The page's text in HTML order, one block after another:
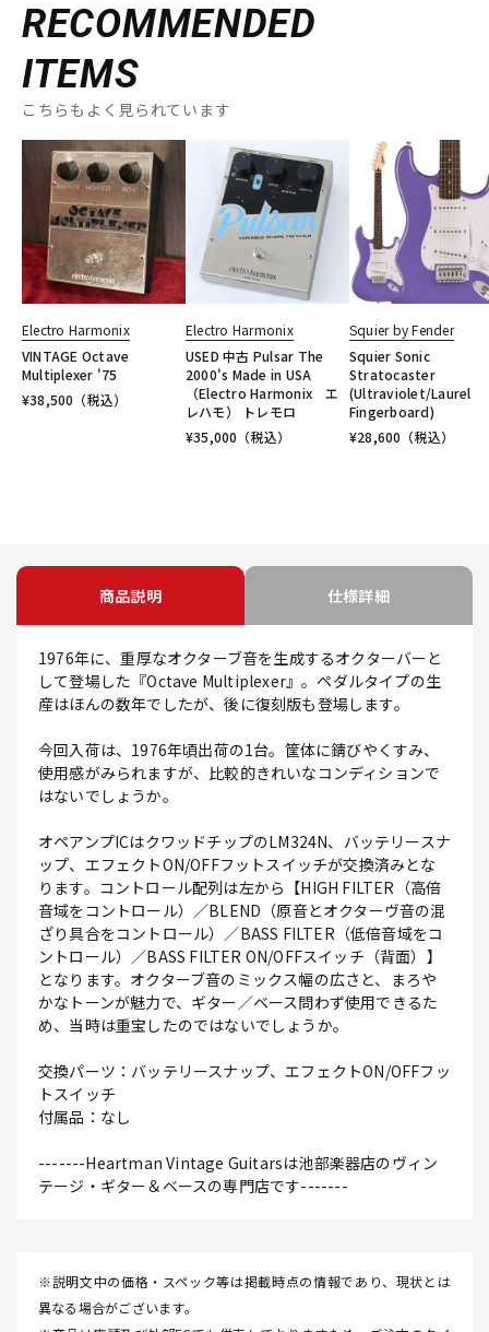
RECOMMENDED
ITEMS
こちらもよく見られています
Electro Harmonix
VINTAGE Octave
Multiplexer '75
¥38,500 （税込）
Electro Harmonix
USED 中古 Pulsar The
2000's Made in USA
（Electro Harmonix エ
レハモ） トレモロ
¥35,000 （税込）
Squier by Fender
Squier Sonic
Stratocaster
(Ultraviolet/Laurel
Fingerboard)
¥28,600 （税込）
商品説明 仕様詳細
1976年に、重厚なオクターブ音を生成するオクターバーと
して登場した『Octave Multiplexer』。ペダルタイプの生
産はほんの数年でしたが、後に復刻版も登場します。
今回入荷は、1976年頃出荷の1台。筐体に錆びやくすみ、
使用感がみられますが、比較的きれいなコンディションで
はないでしょうか。
オペアンプICはクワッドチップのLM324N、バッテリースナ
ップ、エフェクトON/OFFフットスイッチが交換済みとな
ります。コントロール配列は左から【HIGH FILTER（高倍
音域をコントロール）／BLEND（原音とオクターヴ音の混
ざり具合をコントロール）／BASS FILTER（低倍音域をコ
ントロール）／BASS FILTER ON/OFFスイッチ（背面）】
となります。オクターブ音のミックス幅の広さと、まろや
かなトーンが魅力で、ギター／ベース問わず使用できるた
め、当時は重宝したのではないでしょうか。
交換パーツ：バッテリースナップ、エフェクトON/OFFフッ
トスイッチ
付属品：なし
-------Heartman Vintage Guitarsは池部楽器店のヴィン
テージ・ギター＆ベースの専門店です-------
※説明文中の価格・スペック等は掲載時点の情報であり、現状とは
異なる場合がございます。